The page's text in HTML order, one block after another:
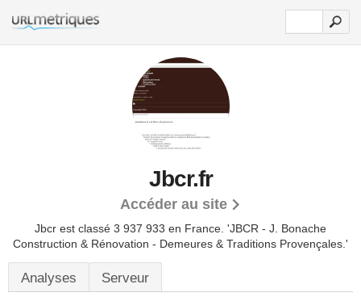
Jbcr.fr
Accéder au site
Jbcr est classé 3 937 933 en France. 'JBCR - J. Bonache
Construction & Rénovation - Demeures & Traditions Provençales.'
Analyses Serveur